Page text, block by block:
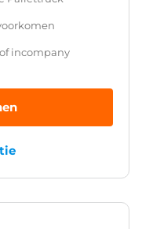
incompany